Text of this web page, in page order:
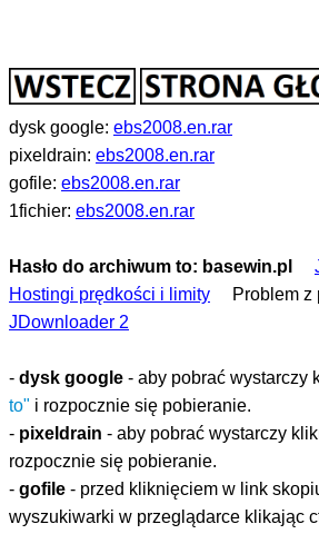
dysk google: ebs2008.en.rar
pixeldrain: ebs2008.en.rar
gofile: ebs2008.en.rar
1fichier: ebs2008.en.rar
Hasło do archiwum to: basewin.pl
Hostingi prędkości i limity
Problem z
JDownloader 2
- dysk google - aby pobrać wystarczy
to" i rozpocznie się pobieranie.
- pixeldrain - aby pobrać wystarczy
rozpocznie się pobieranie.
- gofile - przed kliknięciem w link
wyszukiwarki w przeglądarce klikając